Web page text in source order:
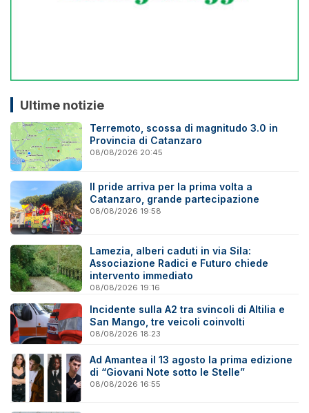
Ultime notizie
Terremoto, scossa di magnitudo 3.0 in
Provincia di Catanzaro
08/08/2026 20:45
Il pride arriva per la prima volta a
Catanzaro, grande partecipazione
08/08/2026 19:58
Lamezia, alberi caduti in via Sila:
Associazione Radici e Futuro chiede
intervento immediato
08/08/2026 19:16
Incidente sulla A2 tra svincoli di Altilia e
San Mango, tre veicoli coinvolti
08/08/2026 18:23
Ad Amantea il 13 agosto la prima edizione
di “Giovani Note sotto le Stelle”
08/08/2026 16:55